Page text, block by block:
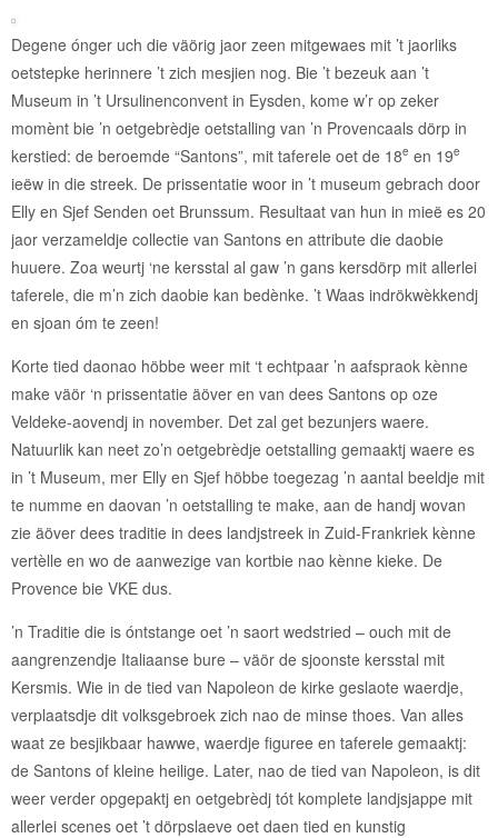
Degene ónger uch die väörig jaor zeen mitgewaes mit ’t jaorliks
oetstepke herinnere ’t zich mesjien nog. Bie ’t bezeuk aan ’t
Museum in ’t Ursulinenconvent in Eysden, kome w’r op zeker
momènt bie ’n oetgebrèdje oetstalling van ’n Provencaals dörp in
kerstied: de beroemde “Santons”, mit taferele oet de 18e en 19e
ieëw in die streek. De prissentatie woor in ’t museum gebrach door
Elly en Sjef Senden oet Brunssum. Resultaat van hun in mieë es 20
jaor verzameldje collectie van Santons en attribute die daobie
huuere. Zoa weurtj ‘ne kersstal al gaw ’n gans kersdörp mit allerlei
taferele, die m’n zich daobie kan bedènke. ’t Waas indrökwèkkendj
en sjoan óm te zeen!
Korte tied daonao höbbe weer mit ‘t echtpaar ’n aafspraok kènne
make väör ‘n prissentatie äöver en van dees Santons op oze
Veldeke-aovendj in november. Det zal get bezunjers waere.
Natuurlik kan neet zo’n oetgebrèdje oetstalling gemaaktj waere es
in ’t Museum, mer Elly en Sjef höbbe toegezag ’n aantal beeldje mit
te numme en daovan ’n oetstalling te make, aan de handj wovan
zie äöver dees traditie in dees landjstreek in Zuid-Frankriek kènne
vertèlle en wo de aanwezige van kortbie nao kènne kieke. De
Provence bie VKE dus.
’n Traditie die is óntstange oet ’n saort wedstried – ouch mit de
aangrenzendje Italiaanse bure – väör de sjoonste kersstal mit
Kersmis. Wie in de tied van Napoleon de kirke geslaote waerdje,
verplaatsdje dit volksgebroek zich nao de minse thoes. Van alles
waat ze besjikbaar hawwe, waerdje figuree en taferele gemaaktj:
de Santons of kleine heilige. Later, nao de tied van Napoleon, is dit
weer verder opgepaktj en oetgebrèdj tót komplete landjsjappe mit
allerlei scenes oet ’t dörpslaeve oet daen tied en kunstig